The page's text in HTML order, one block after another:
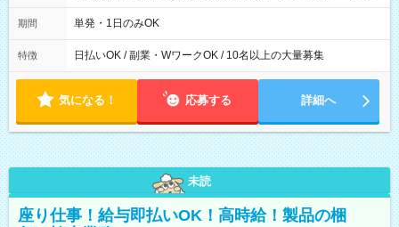
00～20：00
期間 単発・1日のみOK
特徴 日払いOK / 副業・WワークOK / 10名以上の大量募集
気になる！ 応募する 詳細へ
未読
座り仕事！給与即払いOK！高時給！製品の梱